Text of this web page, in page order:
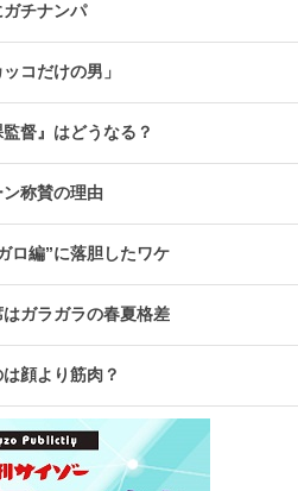
チナンパ
コだけの男」
督』はどうなる？
称賛の理由
ロ編”に落胆したワケ
ガラガラの春夏格差
顔より筋肉？